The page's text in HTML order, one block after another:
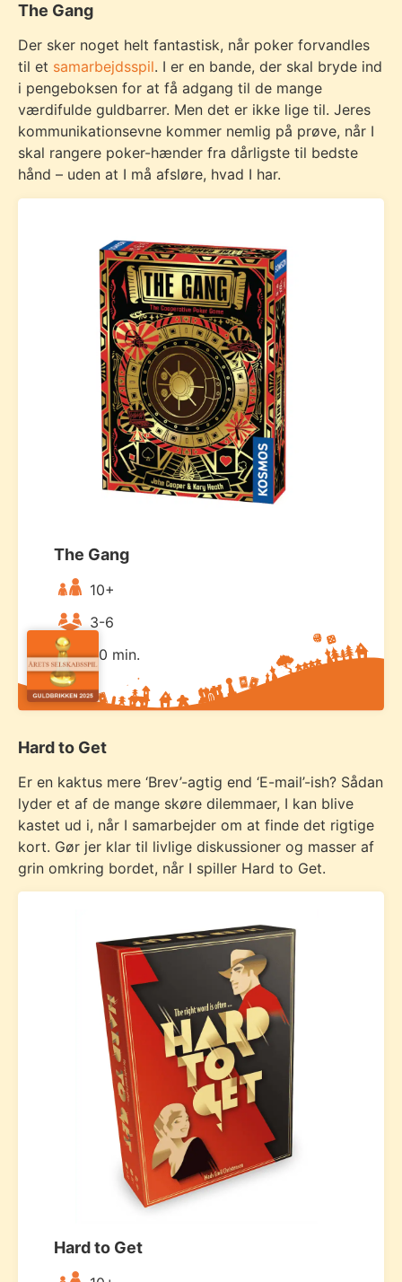
The Gang
Der sker noget helt fantastisk, når poker forvandles
til et samarbejdsspil. I er en bande, der skal bryde ind
i pengeboksen for at få adgang til de mange
værdifulde guldbarrer. Men det er ikke lige til. Jeres
kommunikationsevne kommer nemlig på prøve, når I
skal rangere poker-hænder fra dårligste til bedste
hånd – uden at I må afsløre, hvad I har.
The Gang
10+
3-6
20 min.
Hard to Get
Er en kaktus mere ‘Brev’-agtig end ‘E-mail’-ish? Sådan
lyder et af de mange skøre dilemmaer, I kan blive
kastet ud i, når I samarbejder om at finde det rigtige
kort. Gør jer klar til livlige diskussioner og masser af
grin omkring bordet, når I spiller Hard to Get.
Hard to Get